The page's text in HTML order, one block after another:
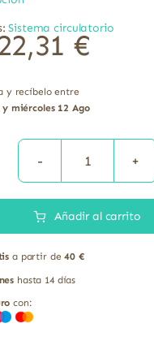
Sistema circulatorio
€
y recíbelo entre
miércoles 12 Ago
Holoextract
Equisalud
Añadir al carrito
a partir de40 €
hasta 14 días
con: